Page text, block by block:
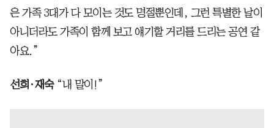
은 가족 3대가 다 모이는 것도 명절뿐인데, 그런 특별한 날이
아니더라도 가족이 함께 보고 얘기할 거리를 드리는 공연 같
아요.”
선희·재숙“내 말이!”